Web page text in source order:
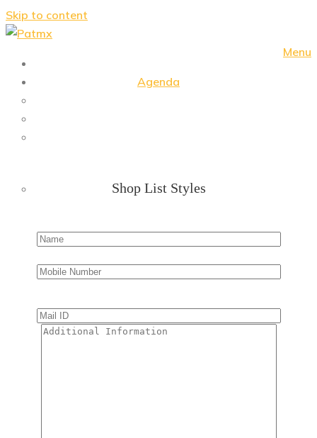
Skip to content
Agenda
Shop List Styles
Menu